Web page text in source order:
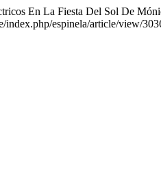
En La Fiesta Del Sol De
index.php/espinela/article/view/